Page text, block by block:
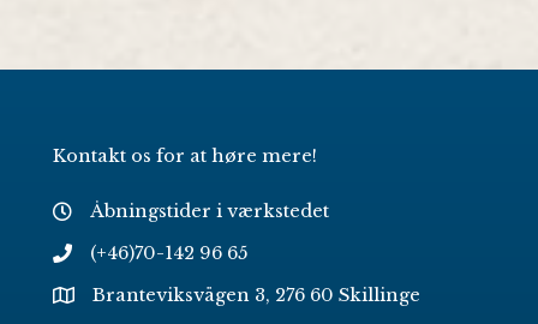
Kontakt os for at høre mere!
Åbningstider i værkstedet
(+46)70-142 96 65
Branteviksvägen 3, 276 60 Skillinge